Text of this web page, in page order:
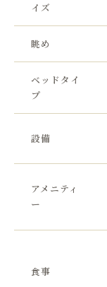
イズ
眺め
ベッドタイ
プ
設備
アメニティ
ー
食事